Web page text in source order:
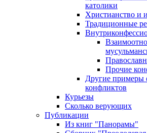
католики
Христианство и
Традиционные
Прочие
Другие примеры
конфликтов
Курьезы
Сколько верующих
Публикации
Из книг "Панорамы"